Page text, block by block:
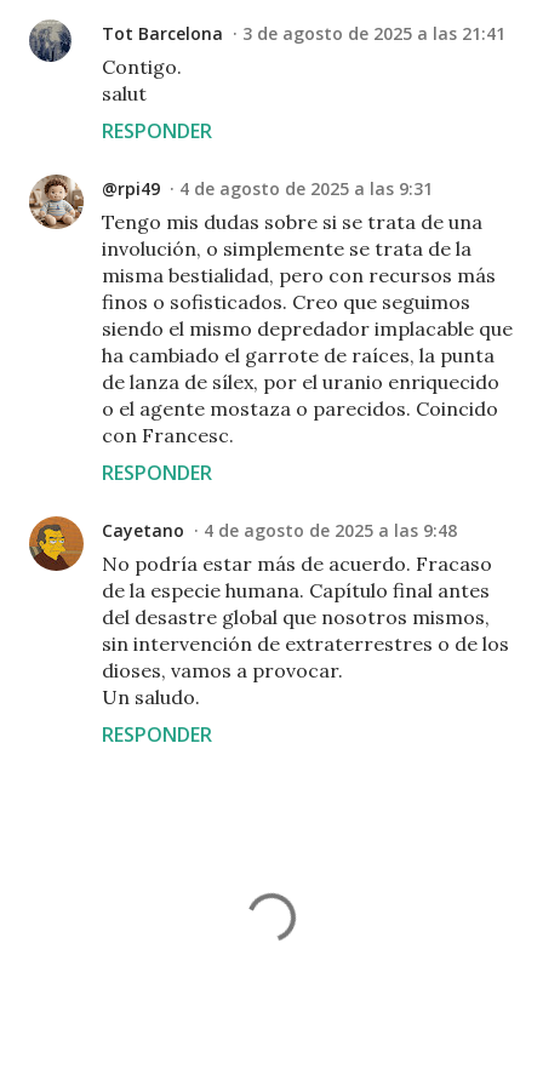
Tot Barcelona 3 de agosto de 2025 a las 21:41
Contigo.
salut
RESPONDER
@rpi49 4 de agosto de 2025 a las 9:31
Tengo mis dudas sobre si se trata de una
involución, o simplemente se trata de la
misma bestialidad, pero con recursos más
finos o sofisticados. Creo que seguimos
siendo el mismo depredador implacable que
ha cambiado el garrote de raíces, la punta
de lanza de sílex, por el uranio enriquecido
o el agente mostaza o parecidos. Coincido
con Francesc.
RESPONDER
Cayetano 4 de agosto de 2025 a las 9:48
No podría estar más de acuerdo. Fracaso
de la especie humana. Capítulo final antes
del desastre global que nosotros mismos,
sin intervención de extraterrestres o de los
dioses, vamos a provocar.
Un saludo.
RESPONDER